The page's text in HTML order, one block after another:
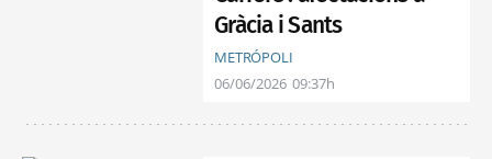
Gràcia i Sants
METRÓPOLI
06/06/2026 09:37h